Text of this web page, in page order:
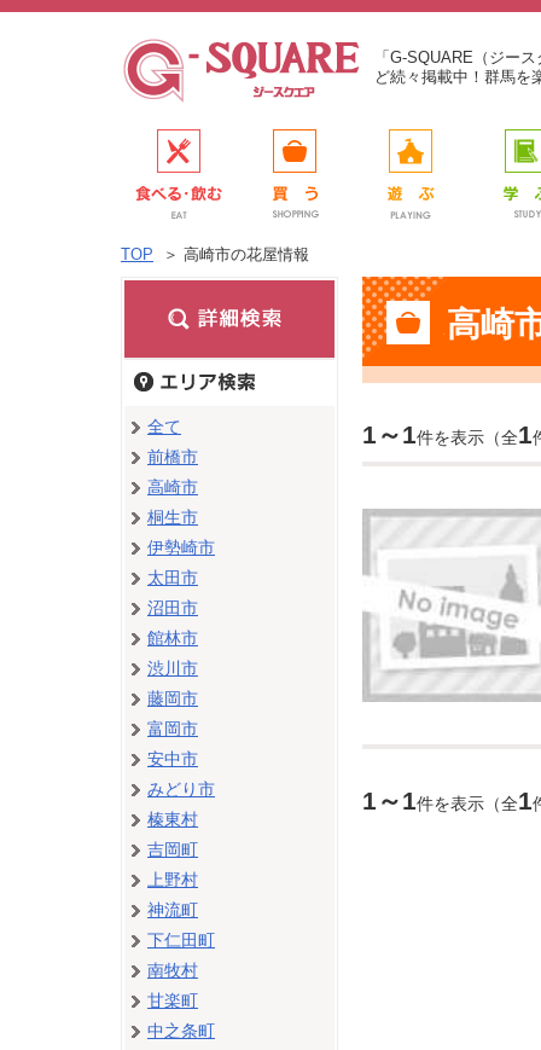
「G-SQUARE（ジー
ど続々掲載中！群馬を
TOP ＞ 高崎市の花屋情報
高崎
1～1件を表示（全1
1～1件を表示（全1
全て
前橋市
高崎市
桐生市
伊勢崎市
太田市
沼田市
館林市
渋川市
藤岡市
富岡市
安中市
みどり市
榛東村
吉岡町
上野村
神流町
下仁田町
南牧村
甘楽町
中之条町